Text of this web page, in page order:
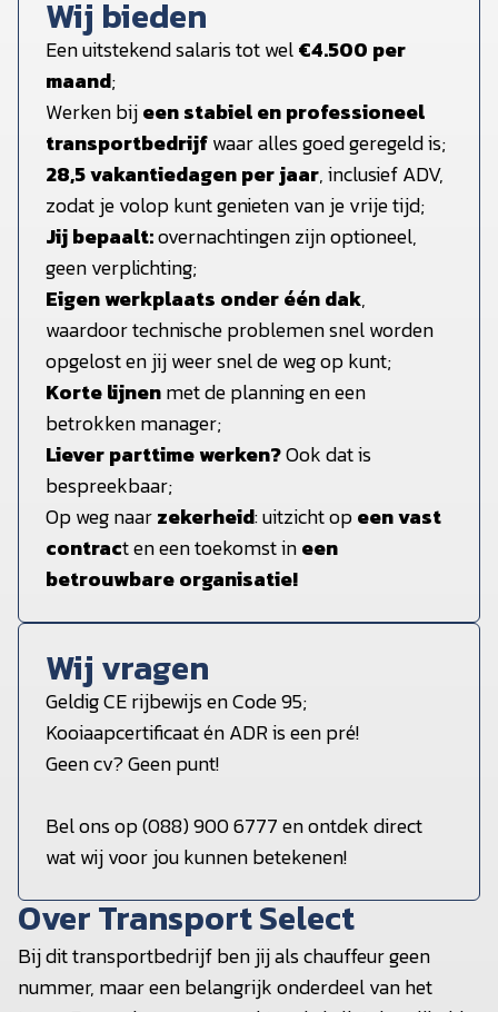
Wij bieden
Een uitstekend salaris tot wel€4.500 per
maand;
Werken bijeen stabiel en professioneel
transportbedrijfwaar alles goed geregeld is;
28,5 vakantiedagen per jaar, inclusief ADV,
zodat je volop kunt genieten van je vrije tijd;
Jij bepaalt:overnachtingen zijn optioneel,
geen verplichting;
Eigen werkplaats onder één dak,
waardoor technische problemen snel worden
opgelost en jij weer snel de weg op kunt;
Korte lijnenmet de planning en een
betrokken manager;
Liever parttime werken?Ook dat is
bespreekbaar;
Op weg naarzekerheid: uitzicht opeen vast
contract en een toekomst ineen
betrouwbare organisatie!
Wij vragen
Geldig CE rijbewijs en Code 95;
Kooiaapcertificaat én ADR is een pré!
Geen cv? Geen punt!
Bel ons op (088) 900 6777 en ontdek direct
wat wij voor jou kunnen betekenen!
Over Transport Select
Bij dit transportbedrijf ben jij als chauffeur geen
nummer, maar een belangrijk onderdeel van het